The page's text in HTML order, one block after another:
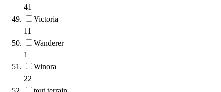
41
Victoria
11
Wanderer
1
Winora
22
tout terrain